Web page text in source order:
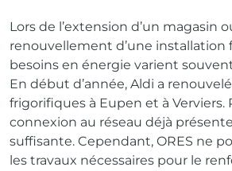
Lors de l’extension d’un magasin
renouvellement d’une installation
besoins en énergie varient
En début d’année, Aldi a
frigorifiques à Eupen et à Verviers.
connexion au réseau déjà
suffisante. Cependant, ORES ne
les travaux nécessaires pour le